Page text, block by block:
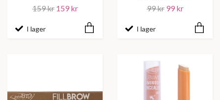
159 kr 159 kr
I lager
99 kr 99 kr
I lager